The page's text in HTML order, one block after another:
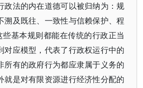
政法的内在道德可以被归纳为：规
溯及既往、一致性与信赖保护、程
基本规则都能在传统的行政正当
对应模型，代表了行政权运行中的
所有的政府行为都应隶属于义务的
就是对有限资源进行经济性分配的